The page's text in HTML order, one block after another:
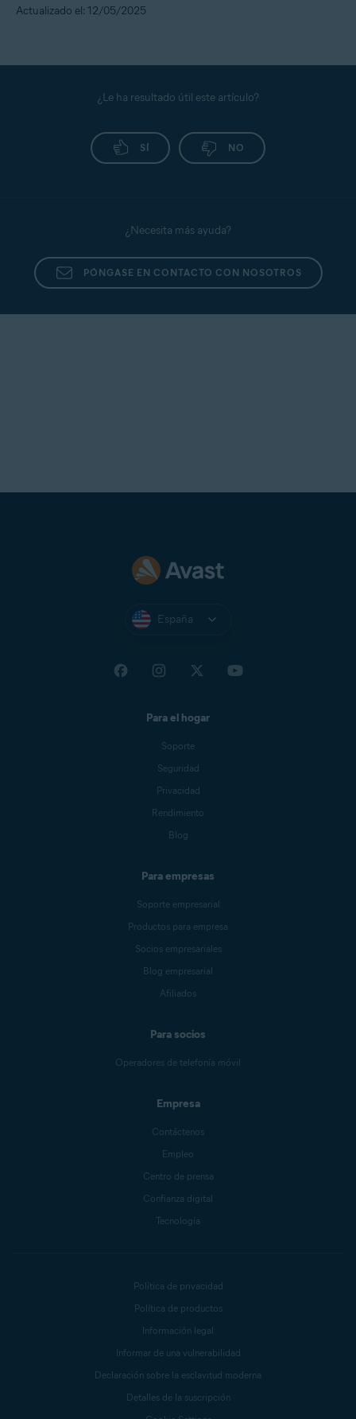
Actualizado el: 12/05/2025
¿Le ha resultado útil este artículo?
SÍ NO
¿Necesita más ayuda?
PÓNGASE EN CONTACTO CON NOSOTROS
España
Para el hogar
Soporte
Seguridad
Privacidad
Rendimiento
Blog
Para empresas
Soporte empresarial
Productos para empresa
Socios empresariales
Blog empresarial
Afiliados
Para socios
Operadores de telefonía móvil
Empresa
Contáctenos
Empleo
Centro de prensa
Confianza digital
Tecnología
Política de privacidad
Política de productos
Información legal
Informar de una vulnerabilidad
Declaración sobre la esclavitud moderna
Detalles de la suscripción